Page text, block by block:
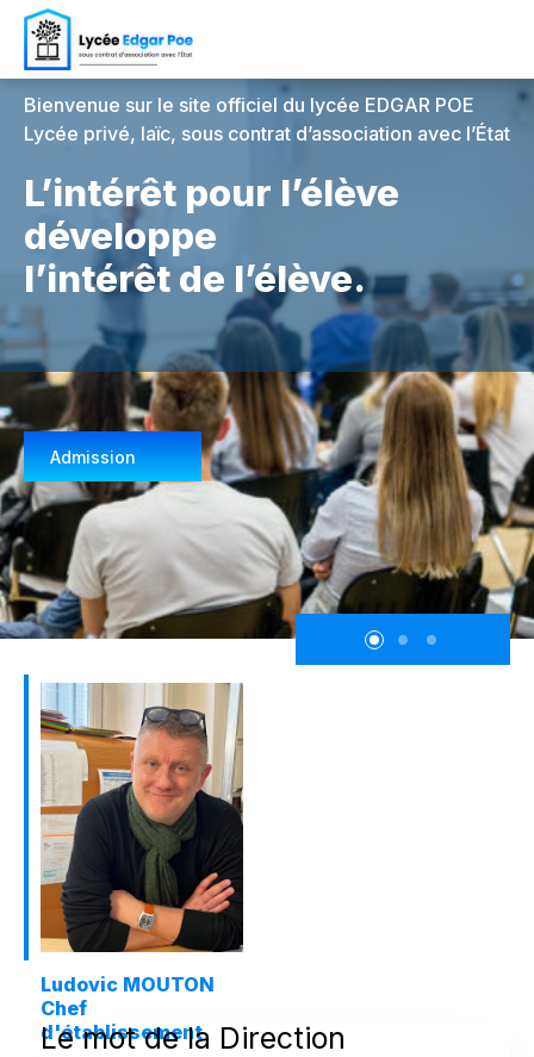
Bienvenue sur le site officiel du lycée EDGAR POE
Lycée privé, laïc, sous contrat d’association avec l’État
L’intérêt pour l’élève
développe
l’intérêt de l’élève.
Admission
Ludovic MOUTON
Chef
d'établissement
Le mot de la Direction